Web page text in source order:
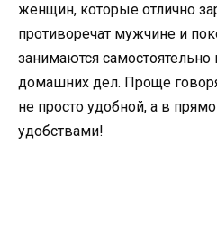
женщин, которые отлично
противоречат мужчине и
занимаются
домашних дел. Проще
не просто удобной, а в
удобствами!